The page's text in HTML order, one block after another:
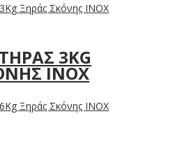
3KG
INOX